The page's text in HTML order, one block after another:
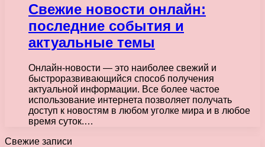
Свежие новости онлайн:
последние события и
актуальные темы
Онлайн-новости — это наиболее свежий и
быстроразвивающийся способ получения
актуальной информации. Все более частое
использование интернета позволяет получать
доступ к новостям в любом уголке мира и в любое
время суток.…
Свежие записи